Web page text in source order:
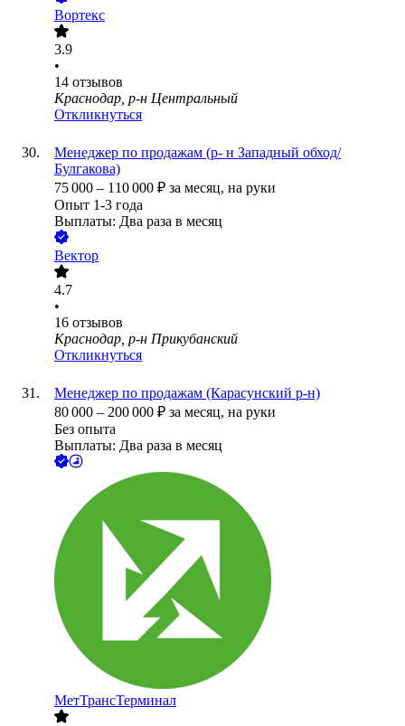
Вортекс
3.9
•
14 отзывов
Краснодар, р-н Центральный
Откликнуться
Менеджер по продажам (р- н Западный обход/
Булгакова)
75 000 – 110 000 ₽ за месяц, на руки
Опыт 1-3 года
Выплаты: Два раза в месяц
Вектор
4.7
•
16 отзывов
Краснодар, р-н Прикубанский
Откликнуться
Менеджер по продажам (Карасунский р-н)
80 000 – 200 000 ₽ за месяц, на руки
Без опыта
Выплаты: Два раза в месяц
МетТрансТерминал